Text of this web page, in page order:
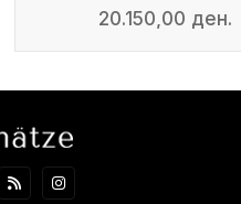
20.150,00 ден.